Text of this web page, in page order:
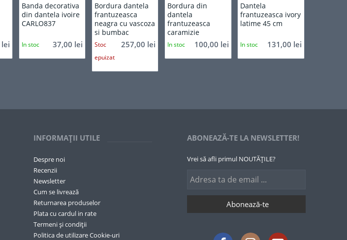
lei
Banda decorativa
din dantela ivoire
CARLO837
37,00 lei
In stoc
Bordura dantela
frantuzeasca
neagra cu vascoza
si bumbac
257,00 lei
Stoc
epuizat
Bordura din
dantela
frantuzeasca
caramizie
100,00 lei
In stoc
Dantela
frantuzeasca ivory
latime 45 cm
131,00 lei
In stoc
INFORMAȚII UTILE
Despre noi
Recenzii
Newsletter
Cum se livrează
Returnarea produselor
Plata cu cardul in rate
Termeni și condiții
Politica de utilizare Cookie-uri
ABONEAZĂ-TE LA NEWSLETTER!
Vrei să afli primul NOUTĂȚILE?